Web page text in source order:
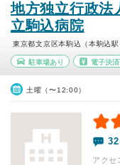
地方独立行政法
立駒込病院
東京都文京区本駒込（本駒込駅
駐車場あり 電子決
土曜（〜12:00）
アク